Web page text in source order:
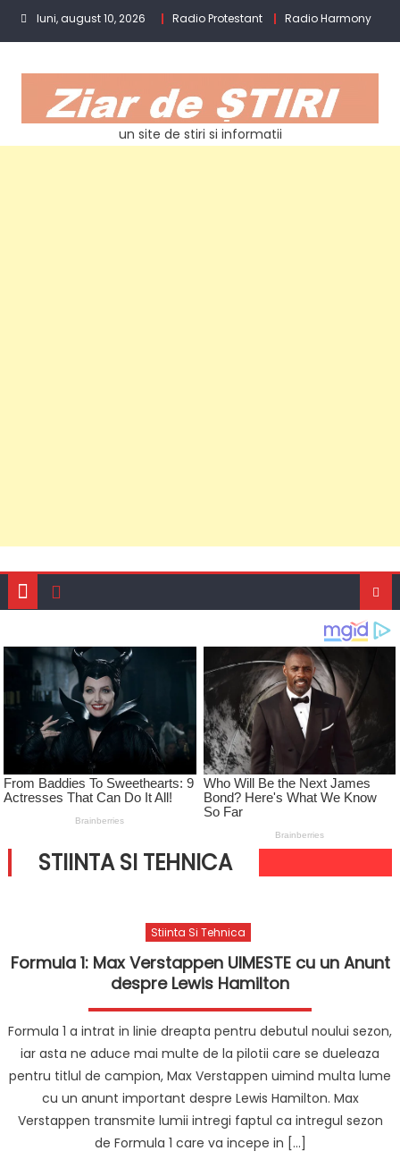
Skip
luni, august 10, 2026 Radio Protestant Radio Harmony
un site de stiri si informatii
STIINTA SI TEHNICA
Stiinta Si Tehnica
Formula 1: Max Verstappen UIMESTE cu un Anunt
despre Lewis Hamilton
Formula 1 a intrat in linie dreapta pentru debutul noului sezon,
iar asta ne aduce mai multe de la pilotii care se dueleaza
pentru titlul de campion, Max Verstappen uimind multa lume
cu un anunt important despre Lewis Hamilton. Max
Verstappen transmite lumii intregi faptul ca intregul sezon
de Formula 1 care va incepe in […]